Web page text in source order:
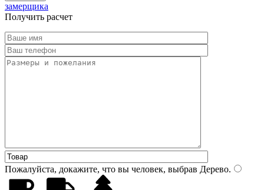
замерщика
Получить расчет
Пожалуйста, докажите, что вы человек, выбрав Дерево.